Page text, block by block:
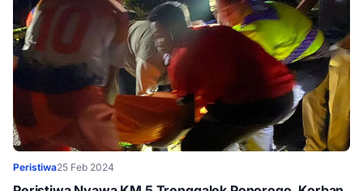
Peristiwa25 Feb 2024